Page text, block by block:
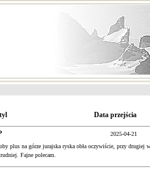
Data przejścia
2025-04-21
plus na górze jurajska ryska obła oczywiście, przy drugiej
Fajne polecam.